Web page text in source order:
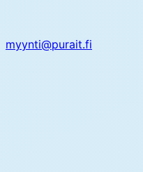
myynti@purait.fi